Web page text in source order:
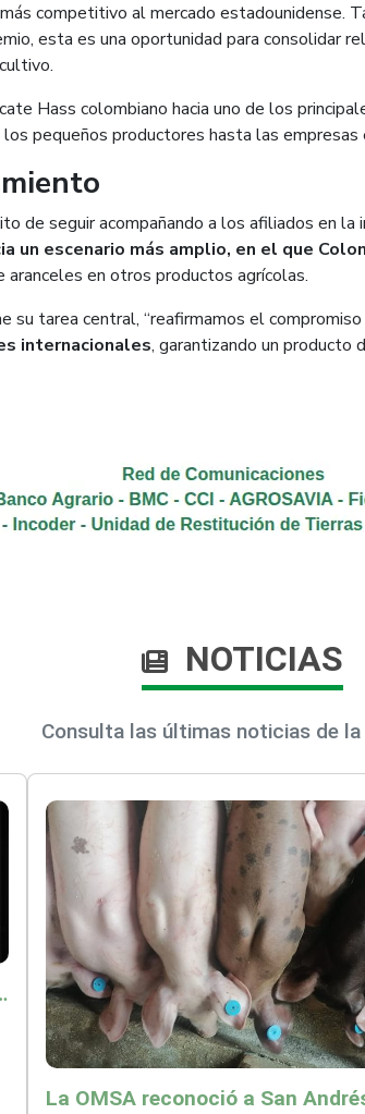
competitivo al mercado estadounidense.
esta es una oportunidad para consolidar
Hass colombiano hacia uno de los
pequeños productores hasta las empresas
de seguir acompañando a los afiliados en
un escenario más amplio, en el que
aranceles en otros productos agrícolas.
su tarea central, “reafirmamos el
internacionales, garantizando un producto
NOTICIAS
Consulta las últimas noticias de
productores contra riesgos del Fenómeno de El Niño